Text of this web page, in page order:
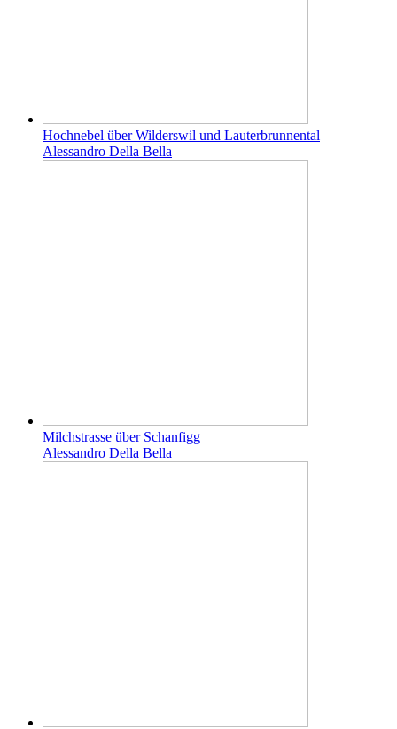
Hochnebel über Wilderswil und Lauterbrunnental
Alessandro Della Bella
Milchstrasse über Schanfigg
Alessandro Della Bella